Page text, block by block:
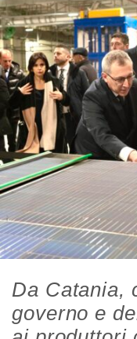
Da Catania,
governo e